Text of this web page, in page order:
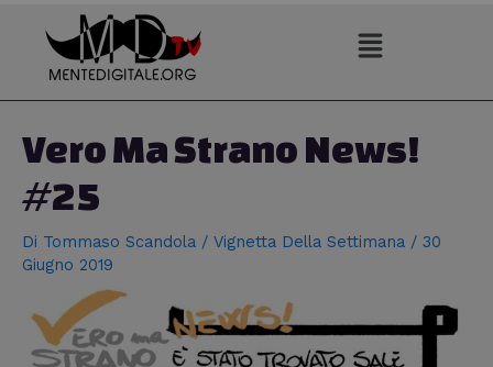
contenuto
Vero Ma Strano News!
#25
Di Tommaso Scandola / Vignetta Della Settimana / 30
Giugno 2019
articoli